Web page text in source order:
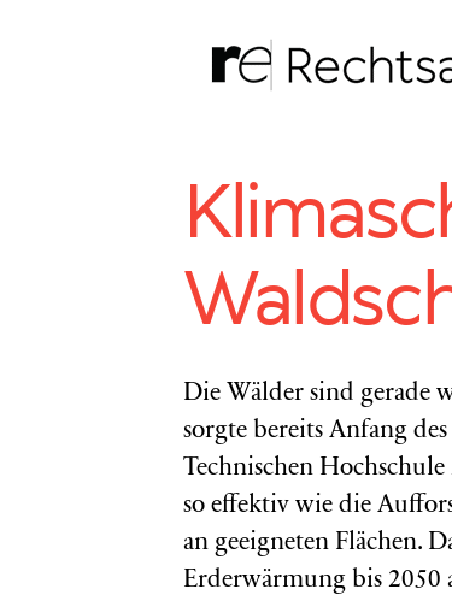
Die Wälder sind gerade
sorgte bereits Anfang
Technischen
so effektiv wie die
an geeigneten Flächen.
Erderwärmung bis 2050